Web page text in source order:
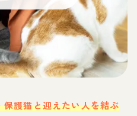
保護猫と迎えたい人を結ぶ